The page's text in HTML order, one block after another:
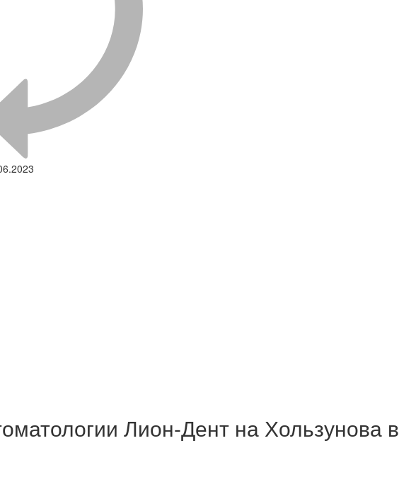
Лион-Дент на Хользунова в